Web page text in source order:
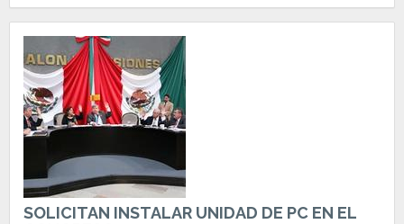
SOLICITAN INSTALAR UNIDAD DE PC EN EL